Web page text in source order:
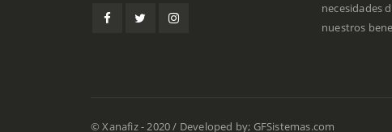
necesidades
nuestros
© Xanafiz - 2020 / Developed by; GFSistemas.com